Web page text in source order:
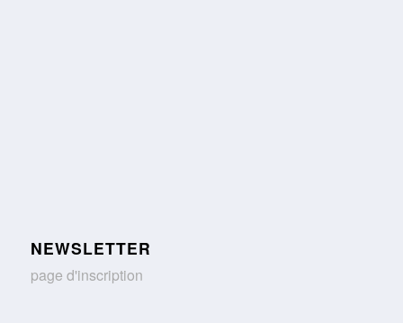
NEWSLETTER
page d'inscription